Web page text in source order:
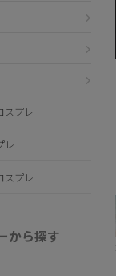
スプレ
レ
スプレ
から探す